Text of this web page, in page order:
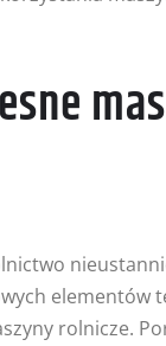
elementów
rolnicze.